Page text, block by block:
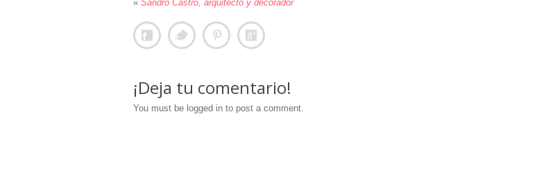
« Sandro Castro, arquitecto y decorador
¡Deja tu comentario!
You must be logged in to post a comment.